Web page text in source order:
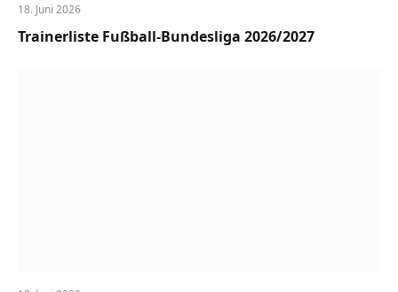
18. Juni 2026
Trainerliste Fußball-Bundesliga 2026/2027